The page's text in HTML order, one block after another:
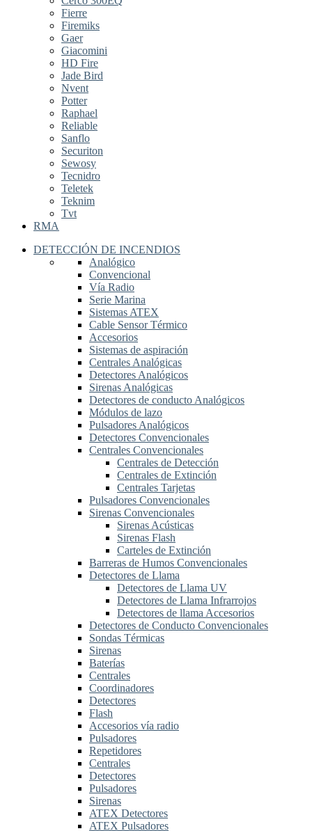
Fierre
Firemiks
Gaer
Giacomini
HD Fire
Jade Bird
Nvent
Potter
Raphael
Reliable
Sanflo
Securiton
Sewosy
Tecnidro
Teletek
Teknim
Tvt
RMA
DETECCIÓN DE INCENDIOS
Analógico
Convencional
Vía Radio
Serie Marina
Sistemas ATEX
Cable Sensor Térmico
Accesorios
Sistemas de aspiración
Centrales Analógicas
Detectores Analógicos
Sirenas Analógicas
Detectores de conducto Analógicos
Módulos de lazo
Pulsadores Analógicos
Detectores Convencionales
Centrales Convencionales
Centrales de Detección
Centrales de Extinción
Centrales Tarjetas
Pulsadores Convencionales
Sirenas Convencionales
Sirenas Acústicas
Sirenas Flash
Carteles de Extinción
Barreras de Humos Convencionales
Detectores de Llama
Detectores de Llama UV
Detectores de Llama Infrarrojos
Detectores de llama Accesorios
Detectores de Conducto Convencionales
Sondas Térmicas
Sirenas
Baterías
Centrales
Coordinadores
Detectores
Flash
Accesorios vía radio
Pulsadores
Repetidores
Centrales
Detectores
Pulsadores
Sirenas
ATEX Detectores
ATEX Pulsadores